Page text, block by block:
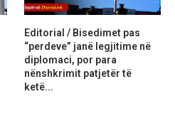
Editorial / Bisedimet pas
“perdeve” janë legjitime në
diplomaci, por para
nënshkrimit patjetër të
ketë...